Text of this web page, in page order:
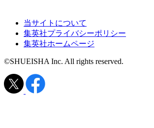
当サイトについて
集英社プライバシーポリシー
集英社ホームページ
©SHUEISHA Inc. All rights reserved.